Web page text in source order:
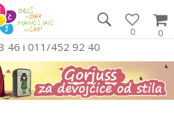
0
0
46 i 011/452 92 40